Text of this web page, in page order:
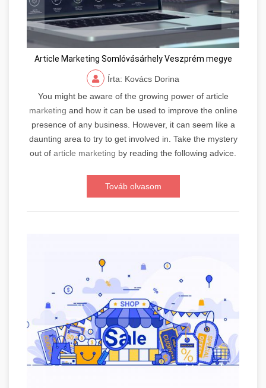
Article Marketing Somlóvásárhely Veszprém megye
Írta: Kovács Dorina
You might be aware of the growing power of article
marketing and how it can be used to improve the online
presence of any business. However, it can seem like a
daunting area to try to get involved in. Take the mystery
out of article marketing by reading the following advice.
Továb olvasom